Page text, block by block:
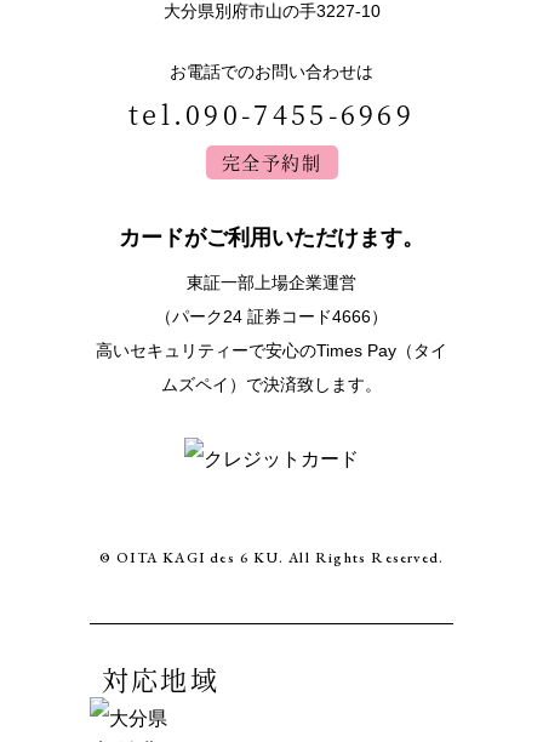
大分県別府市山の手3227-10
お電話でのお問い合わせは
tel.090-7455-6969
完全予約制
カードがご利用いただけます。
東証一部上場企業運営
（パーク24 証券コード4666）
高いセキュリティーで安心のTimes Pay（タイ
ムズペイ）で決済致します。
© OITA KAGI des 6 KU. All Rights Reserved.
対応地域